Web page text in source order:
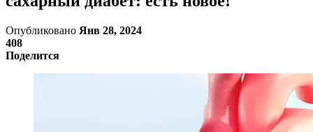
Опубликовано Янв 28, 2024
408
Поделится